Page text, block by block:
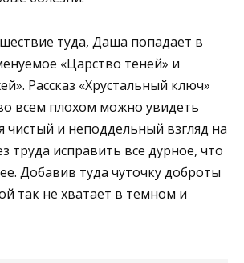
туда, Даша попадает в
«Царство теней» и
Рассказ «Хрустальный ключ»
всем плохом можно увидеть
чистый и неподдельный взгляд на
труда исправить все дурное, что
Добавив туда чуточку доброты
так не хватает в темном и